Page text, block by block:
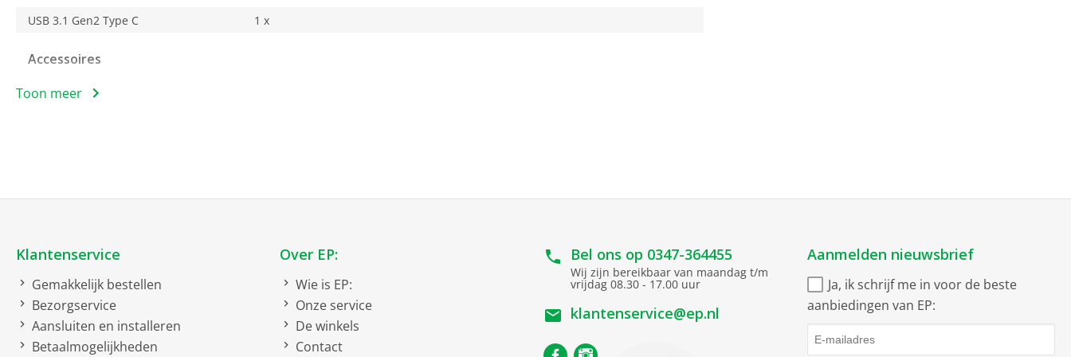
USB 3.1 Gen2 Type C 1 x
Accessoires
USB kabel
bruto hoogte
6.4 cm
bruto gewicht
1.26 kg
Compatible met
Apple Siri
Toon meer
Klantenservice
Gemakkelijk bestellen
Bezorgservice
Aansluiten en installeren
Betaalmogelijkheden
Over EP:
Wie is EP:
Onze service
De winkels
Contact
Bel ons op 0347-364455
Wij zijn bereikbaar van maandag t/m
vrijdag 08.30 - 17.00 uur
klantenservice@ep.nl
Aanmelden nieuwsbrief
Ja, ik schrijf me in voor de beste
aanbiedingen van EP: